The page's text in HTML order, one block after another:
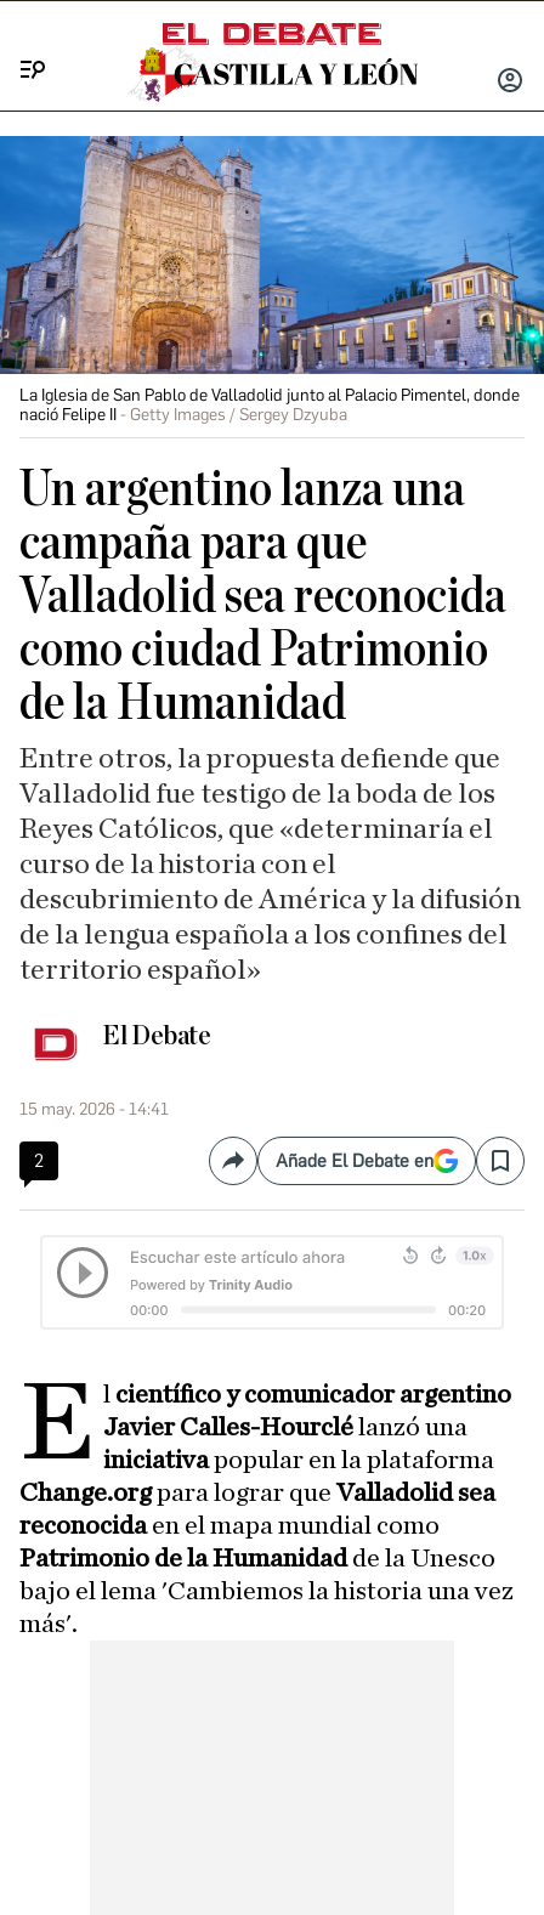
INICIAR
La Iglesia de San Pablo de Valladolid junto al Palacio Pimentel, donde
nació Felipe II
Getty Images / Sergey Dzyuba
Un argentino lanza una
campaña para que
Valladolid sea reconocida
como ciudad Patrimonio
de la Humanidad
Entre otros, la propuesta defiende que
Valladolid fue testigo de la boda de los
Reyes Católicos, que «determinaría el
curso de la historia con el
descubrimiento de América y la difusión
de la lengua española a los confines del
territorio español»
El Debate
15 may. 2026 - 14:41
2 CompartirAñade El Debate en Save
E l científico y comunicador argentino
Javier Calles-Hourclélanzó una
iniciativapopular en la plataforma
Change.orgpara lograr queValladolid sea
reconocidaen el mapa mundial como
Patrimonio de la Humanidadde la Unesco
bajo el lema 'Cambiemos la historia una vez
más'.